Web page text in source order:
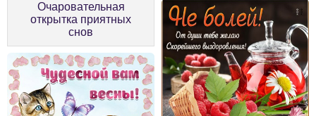
Очаровательная
открытка приятных
снов